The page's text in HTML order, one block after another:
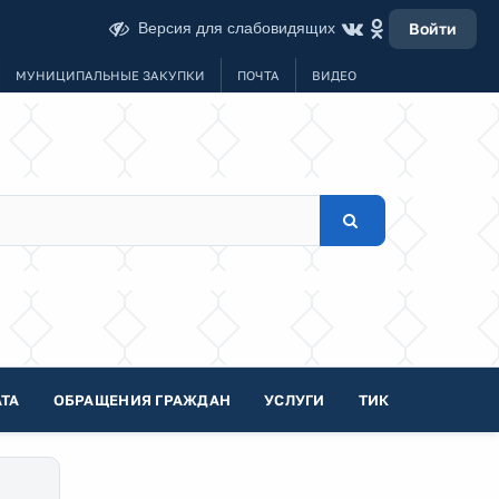
Версия для слабовидящих Войти
МУНИЦИПАЛЬНЫЕ ЗАКУПКИ ПОЧТА ВИДЕО
ОБРАЩЕНИЯ ГРАЖДАН УСЛУГИ ТИК